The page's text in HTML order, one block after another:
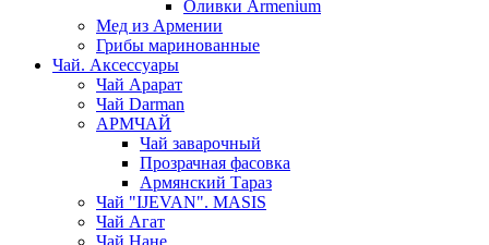
Оливки Armenium
Мед из Армении
Грибы маринованные
Чай. Аксессуары
Чай Арарат
Чай Darman
АРМЧАЙ
Чай заварочный
Прозрачная фасовка
Армянский Тараз
Чай "IJEVAN". MASIS
Чай Агат
Чай Нане